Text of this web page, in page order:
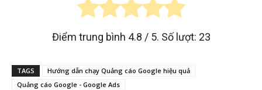
Điểm trung bình 4.8 / 5. Số lượt: 23
TAGS
Hướng dẫn chạy Quảng cáo Google hiệu quả
Quảng cáo Google - Google Ads